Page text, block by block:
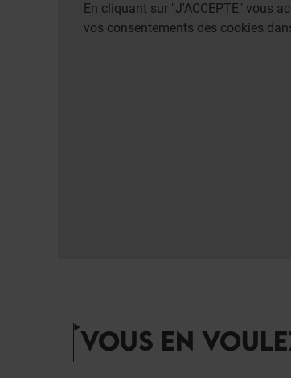
En cliquant sur "J'ACCEPTE" vous
vos consentements des cookies
VOUS EN